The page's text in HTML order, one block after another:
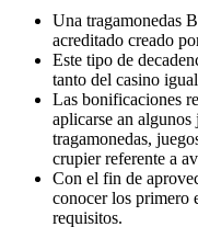
Una tragamonedas
acreditado creado
Este tipo de
tanto del casino
Las bonificaciones
aplicarse an
tragamonedas,
crupier referente a
Con el fin de
conocer los primero
requisitos.